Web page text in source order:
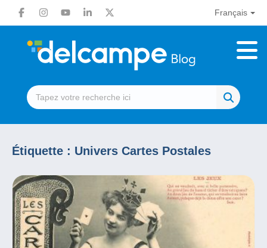
Français
Étiquette : Univers Cartes Postales